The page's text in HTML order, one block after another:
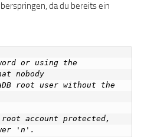
da du bereits ein
or using the
nobody
root user without the
root account protected,
'n'.